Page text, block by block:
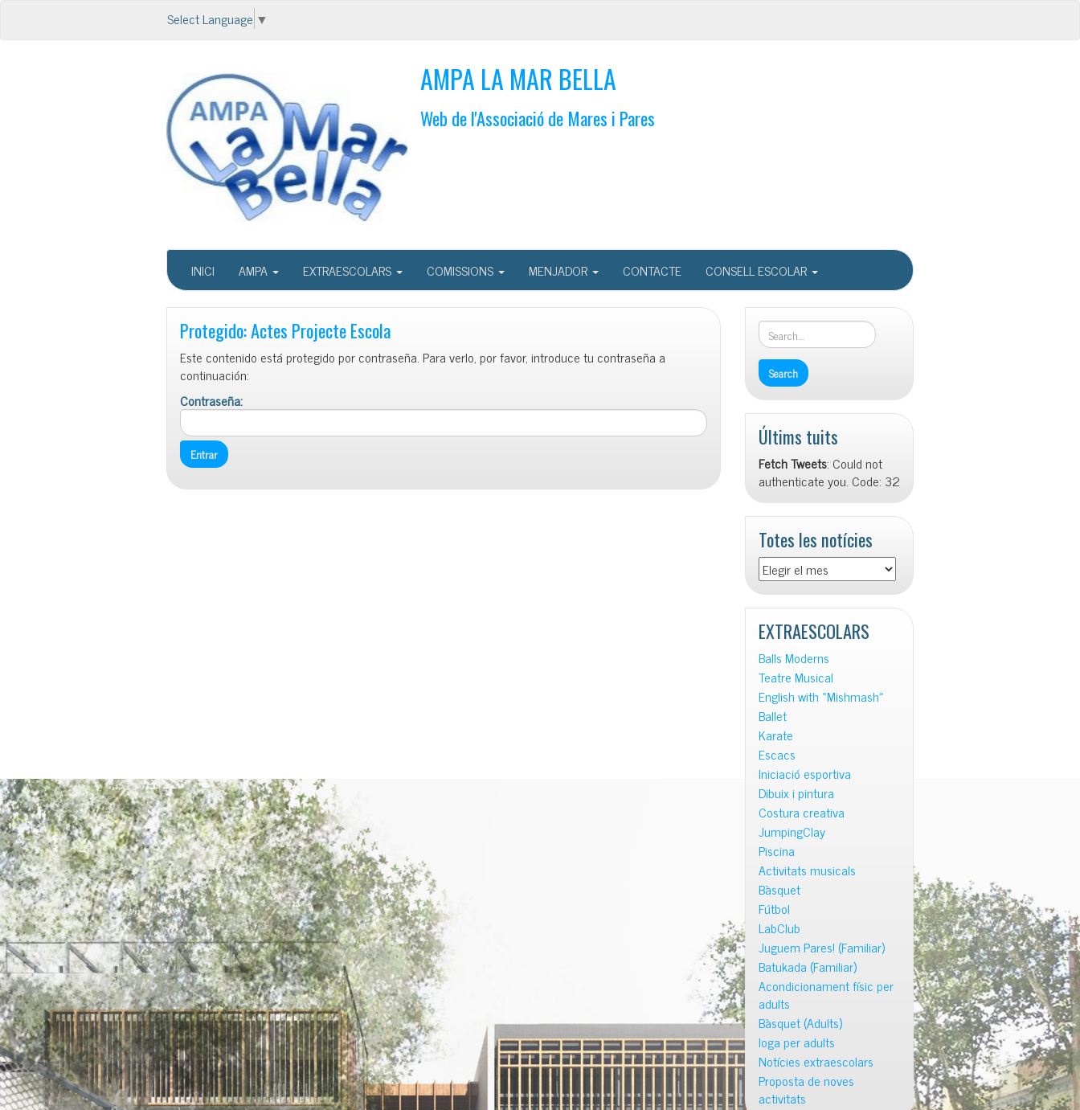
Select Language ▼
AMPA LA MAR BELLA
Web de l'Associació de Mares i Pares
INICI AMPA EXTRAESCOLARS COMISSIONS MENJADOR CONTACTE CONSELL ESCOLAR
Protegido: Actes Projecte Escola
Este contenido está protegido por contraseña. Para verlo, por favor, introduce tu contraseña a
continuación:
Contraseña:
Últims tuits
Fetch Tweets: Could not
authenticate you. Code: 32
Totes les notícies
EXTRAESCOLARS
Balls Moderns
Teatre Musical
English with «Mishmash»
Ballet
Karate
Escacs
Iniciació esportiva
Dibuix i pintura
Costura creativa
JumpingClay
Piscina
Activitats musicals
Bàsquet
Fútbol
LabClub
Juguem Pares! (Familiar)
Batukada (Familiar)
Acondicionament físic per
adults
Bàsquet (Adults)
Ioga per adults
Notícies extraescolars
Proposta de noves
activitats